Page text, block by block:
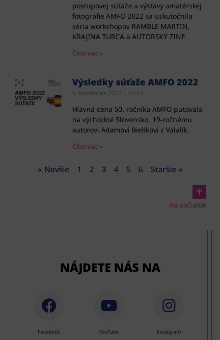
postupovej súťaže a výstavy amatérskej
fotografie AMFO 2022 sa uskutočnila
séria workshopov RAMBLE MARTIN,
KRAJINA TURCA a AUTORSKÝ ZINE.
Čítať viac »
Výsledky súťaže AMFO 2022
9. novembra 2022 14:24
Hlavná cena 50. ročníka AMFO putovala
na východné Slovensko, 19-ročnému
autorovi Adamovi Bielikovi z Valalík.
Čítať viac »
« Novšie 1 2 3 4 5 6 Staršie »
na začiatok
NÁJDETE NÁS NA
Facebook YouTube Instagram